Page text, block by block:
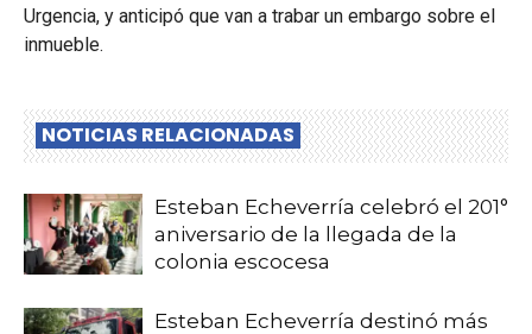
Urgencia, y anticipó que van a trabar un embargo sobre el
inmueble.
NOTICIAS RELACIONADAS
Esteban Echeverría celebró el 201°
aniversario de la llegada de la
colonia escocesa
Esteban Echeverría destinó más